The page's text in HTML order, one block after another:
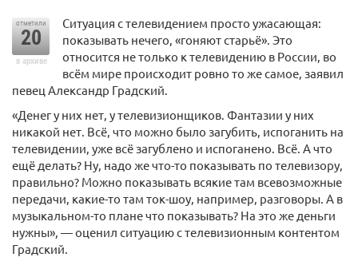
отметили
20
в архиве
Ситуация с телевидением просто ужасающая:
показывать нечего, «гоняют старьё». Это
относится не только к телевидению в России, во
всём мире происходит ровно то же самое, заявил
певец Александр Градский.
«Денег у них нет, у телевизионщиков. Фантазии у них
никакой нет. Всё, что можно было загубить, испоганить на
телевидении, уже всё загублено и испоганено. Всё. А что
ещё делать? Ну, надо же что-то показывать по телевизору,
правильно? Можно показывать всякие там всевозможные
передачи, какие-то там ток-шоу, например, разговоры. А в
музыкальном-то плане что показывать? На это же деньги
нужны», — оценил ситуацию с телевизионным контентом
Градский.